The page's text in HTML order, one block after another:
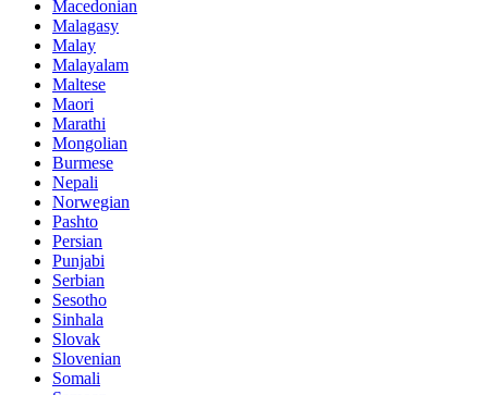
Macedonian
Malagasy
Malay
Malayalam
Maltese
Maori
Marathi
Mongolian
Burmese
Nepali
Norwegian
Pashto
Persian
Punjabi
Serbian
Sesotho
Sinhala
Slovak
Slovenian
Somali